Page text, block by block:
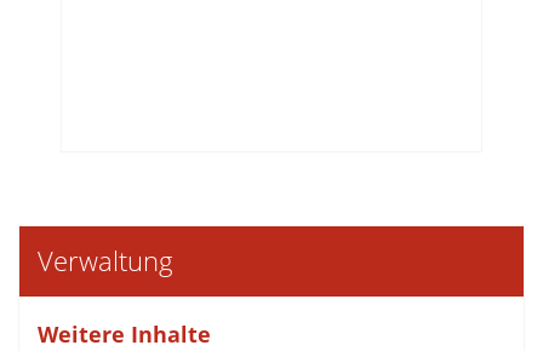
Verwaltung
Weitere Inhalte